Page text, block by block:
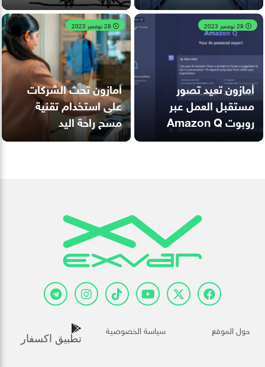
أمازون تعيد تصور
مستقبل العمل عبر
روبوت Amazon Q
أمازون تحث الشركات
على استخدام تقنية
مسح راحة اليد
حول الموقع سياسة الخصوصية
تطبيق اكسفار